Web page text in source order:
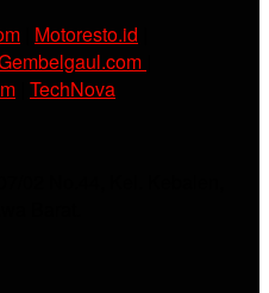
Motoresto.id
TechNova